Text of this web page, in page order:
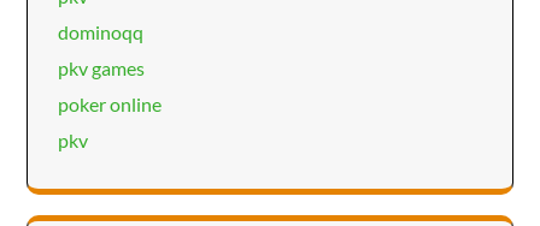
dominoqq
pkv games
poker online
pkv